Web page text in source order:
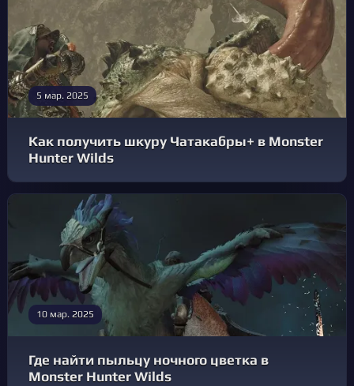
5 мар. 2025
Как получить шкуру Чатакабры+ в Monster
Hunter Wilds
10 мар. 2025
Где найти пыльцу ночного цветка в
Monster Hunter Wilds